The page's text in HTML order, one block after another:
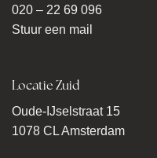
020 – 22 69 096
Stuur een mail
Locatie Zuid
Oude-IJselstraat 15
1078 CL Amsterdam